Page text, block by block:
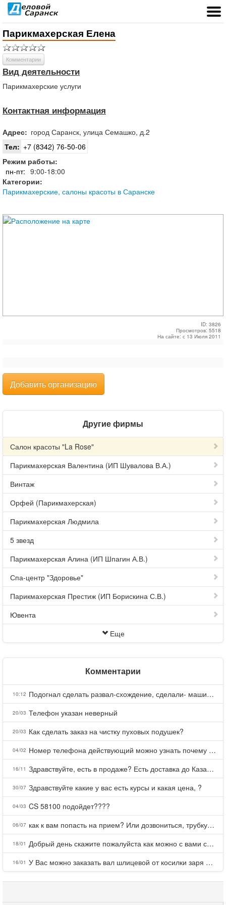
Парикмахерская Елена
Комментарии
Вид деятельности
Парикмахерские услуги
Контактная информация
Адрес: город Саранск, улица Семашко, д.2
Тел: +7 (8342) 76-50-06
Режим работы:
пн-пт: 9:00-18:00
Категории:
Парикмахерские, салоны красоты в Саранске
ID: 3826
Просмотров: 5518
На сайте: с 13 Июля 2011
Добавить организацию
Другие фирмы
Салон красоты "La Rose"
Парикмахерская Валентина (ИП Шувалова В.А.)
Винтаж
Орфей (Парикмахерская)
Парикмахерская Людмила
5 звезд
Парикмахерская Алина (ИП Шпагин А.В.)
Спа-центр "Здоровье"
Парикмахерская Престиж (ИП Борискина С.В.)
Ювента
Еще
Комментарии
10:12 Подогнал сделать развал-схождение, сделали- машина уходит на право и колеса проверил все хорошо с атмосферами ужас как можно делать авто, не ужели не берегут свою репутацию, не советую.
20/03 Телефон указан неверный
20/03 Как сделать заказ на чистку пуховых подушек?
04/02 Номер телефона действующий можно узнать почему номер неправельный
16/11 Здравствуйте, есть в продаже? Есть доставка до Казани?
30/07 Здравствуйте какие у вас есть курсы и какая цена, ?
04/03 CS 58100 подойдет????
06/07 как к вам попасть на прием? Или дозвониться, трубку не берете.
18/01 Добрый день скажите пожалуйста как можно с вами связаться . Телефон не отвечает .Заказала кухню в тц Хороший есть претензии а менеджер контактов не дает .Что делать?
16/01 У Вас можно заказать вал шлицевой от косилки заря для мтз, который соединяет мотоблок с косилкой.?